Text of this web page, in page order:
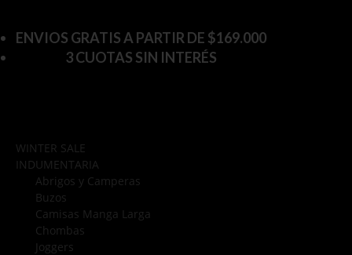
ENVIOS GRATIS A PARTIR DE $169.000
3 CUOTAS SIN INTERÉS
WINTER SALE
INDUMENTARIA
Abrigos y Camperas
Buzos
Camisas Manga Larga
Chombas
Joggers